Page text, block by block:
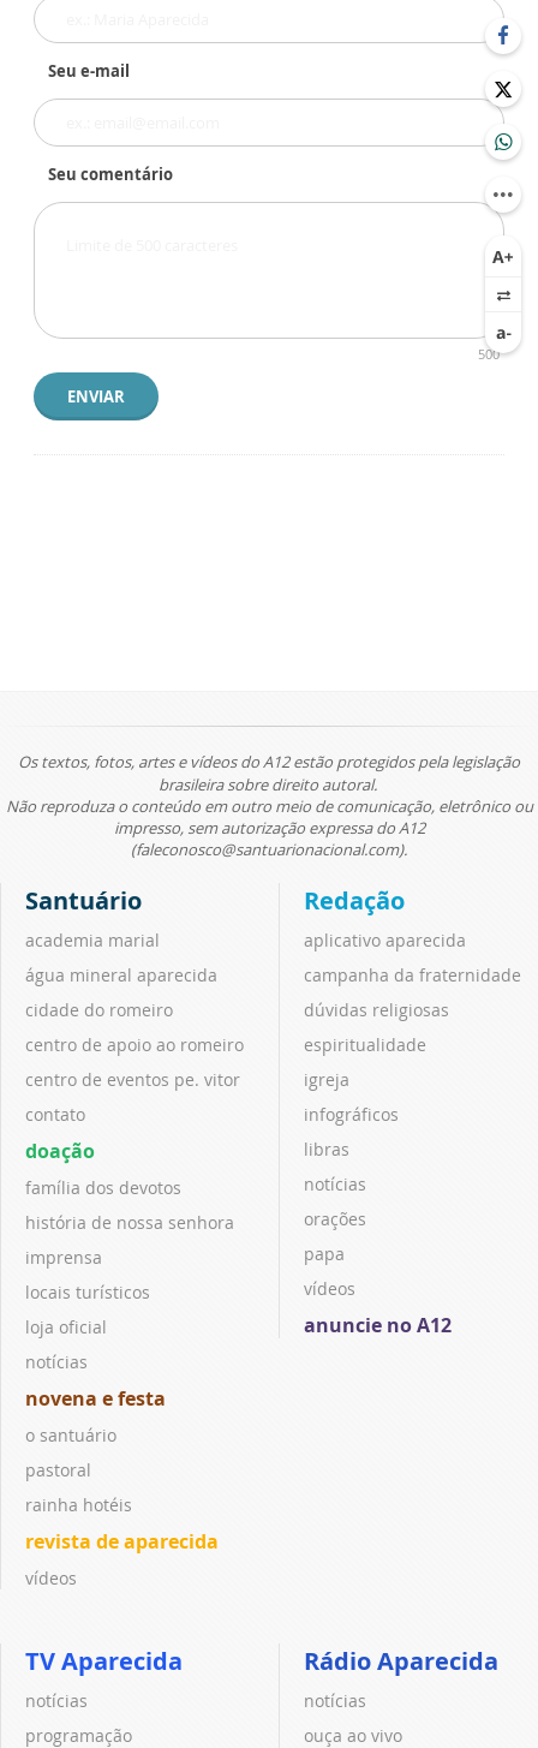
Seu e-mail
Seu comentário
500
ENVIAR
Os textos, fotos, artes e vídeos do A12 estão protegidos pela legislação
brasileira sobre direito autoral.
Não reproduza o conteúdo em outro meio de comunicação, eletrônico ou
impresso, sem autorização expressa do A12
(faleconosco@santuarionacional.com).
Santuário
academia marial
água mineral aparecida
cidade do romeiro
centro de apoio ao romeiro
centro de eventos pe. vitor
contato
doação
família dos devotos
história de nossa senhora
imprensa
locais turísticos
loja oficial
notícias
novena e festa
o santuário
pastoral
rainha hotéis
revista de aparecida
vídeos
Redação
aplicativo aparecida
campanha da fraternidade
dúvidas religiosas
espiritualidade
igreja
infográficos
libras
notícias
orações
papa
vídeos
anuncie no A12
TV Aparecida
notícias
programação
Rádio Aparecida
notícias
ouça ao vivo